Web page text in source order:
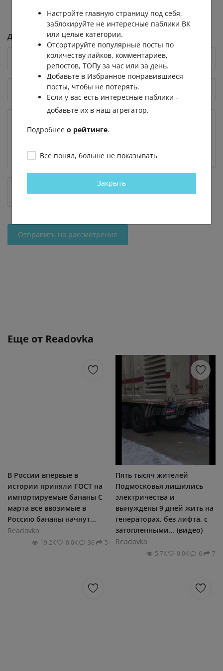
Добавить комментарий
Отправить на рассмотрение
Еще от Readovka
В России впервые в
истории приняли ГОСТ на
импортируемые бананы С
марта все ввозимые в
Россию бананы начнут...
Readovka
19.2К 0.0К 36 5
Пять тысяч жителей
Подмосковья лишились
электричества и
вынуждены 9 дней жить на
генераторах, без лифта, с
затопленными... (видео)
Readovka
5.7К 0.0К 6 7
Настройте главную страницу под себя,
заблокируйте не интересные паблики ВК
или целые категории.
Отсортируйте популярные посты по
количеству лайков, комментариев,
репостов, ТОПу за час или за день.
Добавьте в Избранное понравившиеся
посты, чтобы не потерять.
Если у вас есть интересные паблики -
добавьте их в наш агрегатор.
Подробнее о рейтинге.
Все понял, больше не показывать
Закрыть